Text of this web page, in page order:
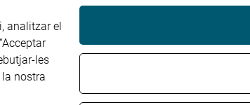
Factura electrònica
analitzar el
les
la nostra